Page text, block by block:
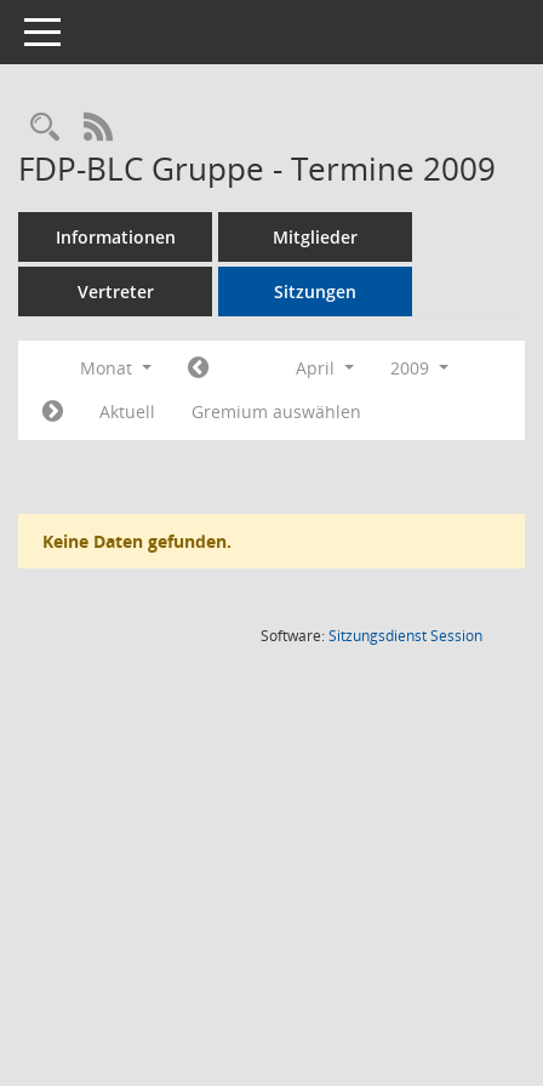
Toggle navigation
Rechercheauswahl
RSS-Feed
FDP-BLC Gruppe - Termine 2009
Informationen Mitglieder
Vertreter Sitzungen
Monat April
2009
Aktuell
Gremium auswählen
Keine Daten gefunden.
Software:SitzungsdienstSession(Wird in